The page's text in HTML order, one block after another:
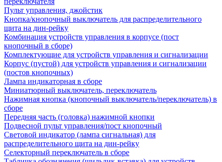
Пульт управления, джойстик
Кнопка/кнопочный выключатель для распределительного
щита на дин-рейку
Комбинация устройств управления в корпусе (пост
кнопочный в сборе)
Комплектующие для устройств управления и сигнализации
Корпус (пустой) для устройств управления и сигнализации
(постов кнопочных)
Лампа индикаторная в сборе
Миниатюрный выключатель, переключатель
Нажимная кнопка (кнопочный выключатель/переключатель) в
сборе
Передняя часть (головка) нажимной кнопки
Подвесной пульт управления/пост кнопочный
Световой индикатор (лампа сигнальная) для
распределительного щита на дин-рейку
Селекторный переключатель в сборе